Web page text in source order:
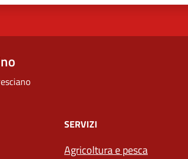
SERVIZI
Agricoltura e pesca